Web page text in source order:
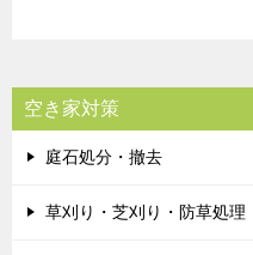
空き家対策
庭石処分・撤去
草刈り・芝刈り・防草処理